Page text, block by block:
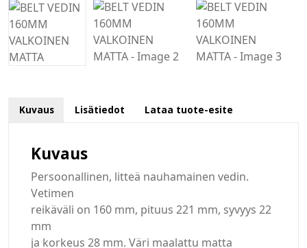
Kuvaus Lisätiedot Lataa tuote-esite
Kuvaus
Persoonallinen, litteä nauhamainen vedin.
Vetimen
reikäväli on 160 mm, pituus 221 mm, syvyys 22
mm
ja korkeus 28 mm. Väri maalattu matta